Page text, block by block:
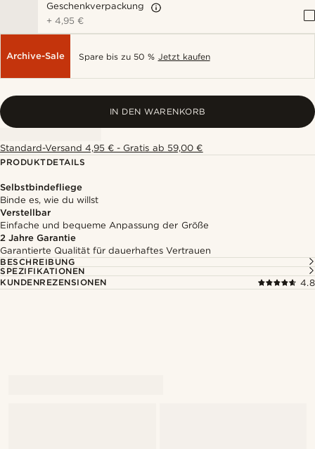
Geschenkverpackung
+4,95 €
Archive-Sale Spare bis zu 50 % Jetzt kaufen
IN DEN WARENKORB
Standard-Versand 4,95 € - Gratis ab 59,00 €
PRODUKTDETAILS
Selbstbindefliege
Binde es, wie du willst
Verstellbar
Einfache und bequeme Anpassung der Größe
2 Jahre Garantie
Garantierte Qualität für dauerhaftes Vertrauen
BESCHREIBUNG
SPEZIFIKATIONEN
KUNDENREZENSIONEN
4.8